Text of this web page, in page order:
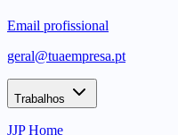
Email profissional
geral@tuaempresa.pt
Trabalhos
JJP Home